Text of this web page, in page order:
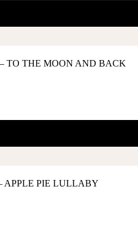
TO THE MOON AND BACK
APPLE PIE LULLABY